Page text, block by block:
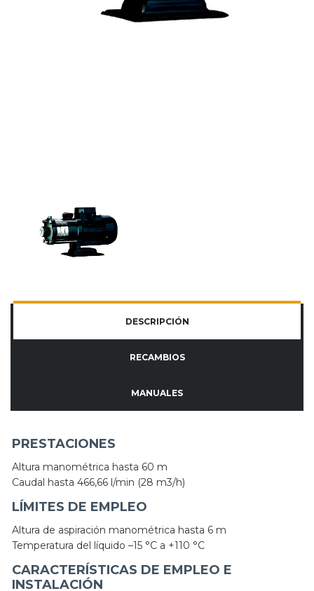
DESCRIPCIÓN
RECAMBIOS
MANUALES
PRESTACIONES
Altura manométrica hasta 60 m
Caudal hasta 466,66 l/min (28 m3/h)
LÍMITES DE EMPLEO
Altura de aspiración manométrica hasta 6 m
Temperatura del líquido –15 °C a +110 °C
CARACTERÍSTICAS DE EMPLEO E
INSTALACIÓN